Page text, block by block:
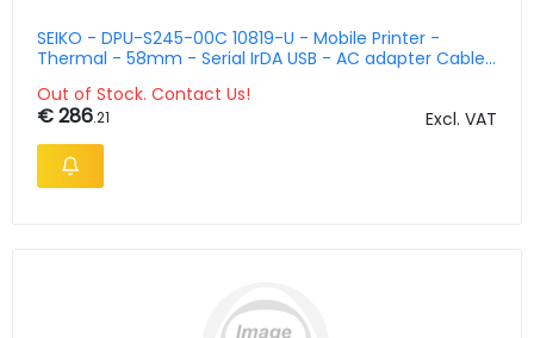
SEIKO - DPU-S245-00C 10819-U - Mobile Printer -
Thermal - 58mm - Serial IrDA USB - AC adapter Cable
Out of Stock. Contact Us!
€ 286.21 Excl. VAT